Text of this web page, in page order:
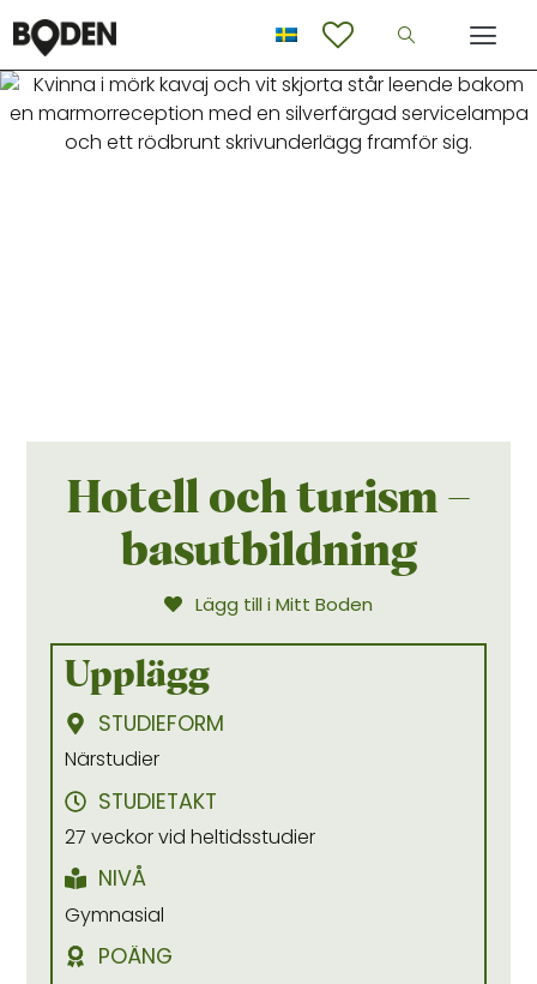
Hotell och turism –
basutbildning
Lägg till i Mitt Boden
Upplägg
STUDIEFORM
Närstudier
STUDIETAKT
27 veckor vid heltidsstudier
NIVÅ
Gymnasial
POÄNG